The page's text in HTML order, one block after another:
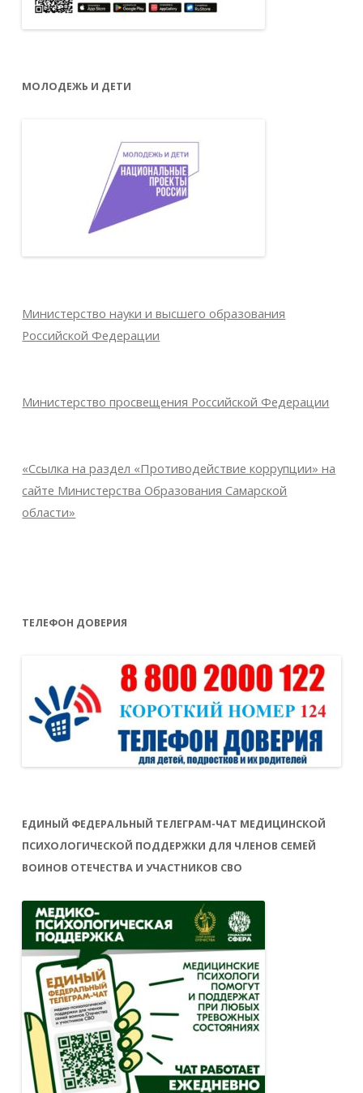
МОЛОДЕЖЬ И ДЕТИ
Министерство науки и высшего образования
Российской Федерации
Министерство просвещения Российской Федерации
«Ссылка на раздел «Противодействие коррупции» на
сайте Министерства Образования Самарской
области»
ТЕЛЕФОН ДОВЕРИЯ
ЕДИНЫЙ ФЕДЕРАЛЬНЫЙ ТЕЛЕГРАМ-ЧАТ МЕДИЦИНСКОЙ
ПСИХОЛОГИЧЕСКОЙ ПОДДЕРЖКИ ДЛЯ ЧЛЕНОВ СЕМЕЙ
ВОИНОВ ОТЕЧЕСТВА И УЧАСТНИКОВ СВО